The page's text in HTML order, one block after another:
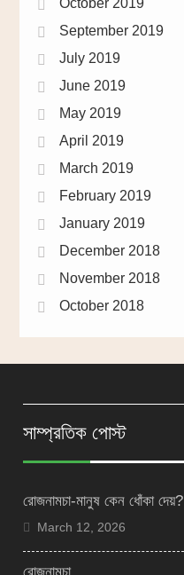
October 2019
September 2019
July 2019
June 2019
May 2019
April 2019
March 2019
February 2019
January 2019
December 2018
November 2018
October 2018
সাম্প্রতিক পোস্ট
রোজনামচা-মানুষ কেন ধোঁকা দেয়?
March 12, 2026